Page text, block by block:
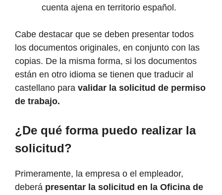
cuenta ajena en territorio español.
Cabe destacar que se deben presentar todos
los documentos originales, en conjunto con las
copias. De la misma forma, si los documentos
están en otro idioma se tienen que traducir al
castellano para validar la solicitud de permiso
de trabajo.
¿De qué forma puedo realizar la
solicitud?
Primeramente, la empresa o el empleador,
deberá presentar la solicitud en la Oficina de